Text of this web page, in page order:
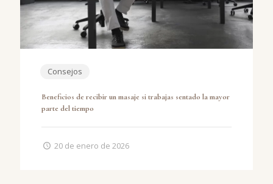
Consejos
Beneficios de recibir un masaje si trabajas sentado la mayor
parte del tiempo
20 de enero de 2026